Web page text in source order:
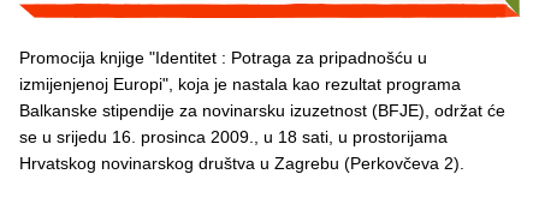
Promocija knjige "Identitet : Potraga za pripadnošću u
izmijenjenoj Europi", koja je nastala kao rezultat programa
Balkanske stipendije za novinarsku izuzetnost (BFJE), održat će
se u srijedu 16. prosinca 2009., u 18 sati, u prostorijama
Hrvatskog novinarskog društva u Zagrebu (Perkovčeva 2).